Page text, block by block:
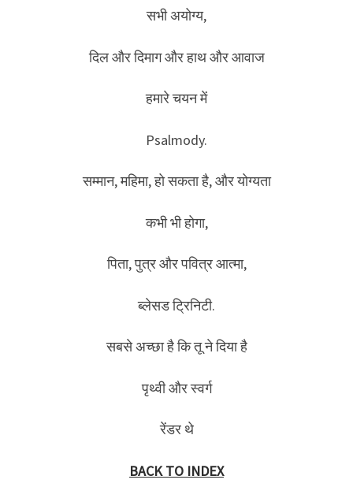
सभी अयोग्य,
दिल और दिमाग और हाथ और आवाज
हमारे चयन में
Psalmody.
सम्मान, महिमा, हो सकता है, और योग्यता
कभी भी होगा,
पिता, पुत्र और पवित्र आत्मा,
ब्लेसड ट्रिनिटी.
सबसे अच्छा है कि तू ने दिया है
पृथ्वी और स्वर्ग
रेंडर थे
BACK TO INDEX